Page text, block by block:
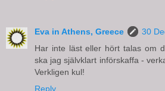
Eva in Athens, Greece
30
Har inte läst eller hört talas om
ska jag självklart införskaffa -
Verkligen kul!
Reply